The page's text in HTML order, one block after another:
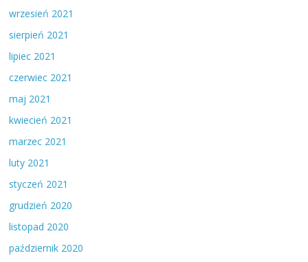
wrzesień 2021
sierpień 2021
lipiec 2021
czerwiec 2021
maj 2021
kwiecień 2021
marzec 2021
luty 2021
styczeń 2021
grudzień 2020
listopad 2020
październik 2020